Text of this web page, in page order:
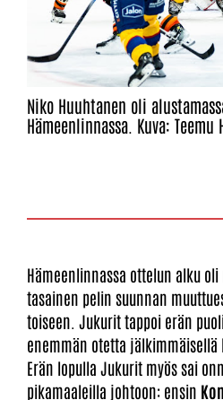
Niko Huuhtanen oli
Hämeenlinnassa. Kuva: Teemu
Hämeenlinnassa ottelun alku
tasainen pelin suunnan
toiseen. Jukurit tappoi erän
enemmän otetta jälkimmäisellä
Erän lopulla Jukurit myös sai
pikamaaleilla johtoon: ensin